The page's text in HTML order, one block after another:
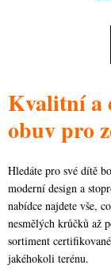
c
í
p
v
k
y
v
ý
á
k
o
v
á
n
í
Kvalitní a
obuv pro
Hledáte pro své dítě
moderní design a
nabídce najdete vše,
nesmělých krůčků až
sortiment
jakéhokoli terénu.